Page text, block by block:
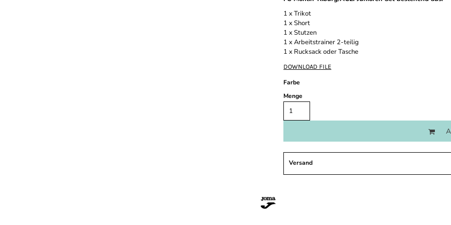
1 x Trikot
1 x Short
1 x Stutzen
1 x Arbeitstrainer 2-teilig
1 x Rucksack oder Tasche
DOWNLOAD FILE
Farbe
Menge
Versand